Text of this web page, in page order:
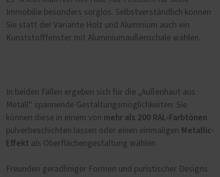
Immobilie besonders sorglos. Selbstverständlich können
Sie statt der Variante Holz und Aluminium auch ein
Kunststofffenster mit Aluminiumaußenschale wählen.
In beiden Fällen ergeben sich für die „Außenhaut aus
Metall“ spannende Gestaltungsmöglichkeiten: Sie
können diese in einem von mehr als 200 RAL-Farbtönen
pulverbeschichten lassen oder einen einmaligen Metallic-
Effekt als Oberflächengestaltung wählen.
Freunden geradliniger Formen und puristischer Designs